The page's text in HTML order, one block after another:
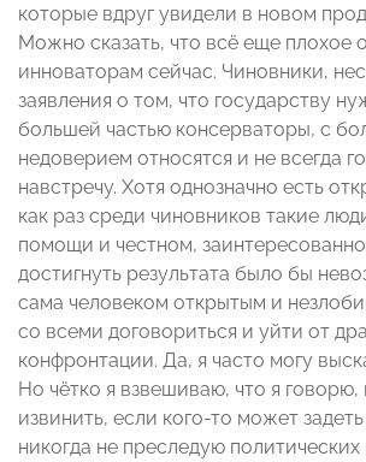
которые вдруг увидели в новом
Можно сказать, что всё еще плохое
инноваторам сейчас. Чиновники,
заявления о том, что государству
большей частью консерваторы, с
недоверием относятся и не всегда
навстречу. Хотя однозначно есть
как раз среди чиновников такие
помощи и честном,
достигнуть результата было бы
сама человеком открытым и
со всеми договориться и уйти от
конфронтации. Да, я часто могу
Но чётко я взвешиваю, что я
извинить, если кого-то может
никогда не преследую политических